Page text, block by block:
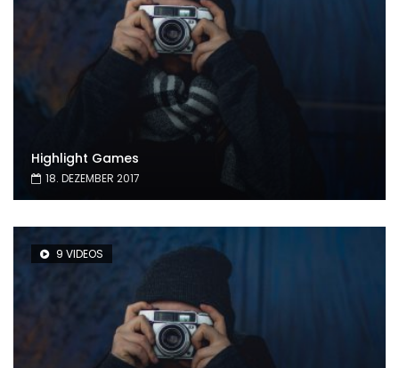
Highlight Games
18. DEZEMBER 2017
9 VIDEOS